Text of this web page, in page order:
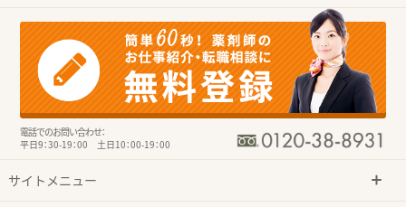
電話でのお問い合わせ：
平日9：30-19：00 土日10：00-19：00
サイトメニュー